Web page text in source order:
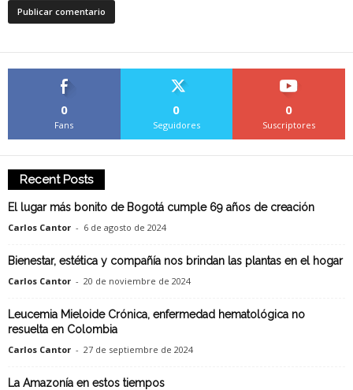
0
Fans
0
Seguidores
0
Suscriptores
Recent Posts
El lugar más bonito de Bogotá cumple 69 años de creación
Carlos Cantor - 6 de agosto de 2024
Bienestar, estética y compañía nos brindan las plantas en el hogar
Carlos Cantor - 20 de noviembre de 2024
Leucemia Mieloide Crónica, enfermedad hematológica no
resuelta en Colombia
Carlos Cantor - 27 de septiembre de 2024
La Amazonía en estos tiempos